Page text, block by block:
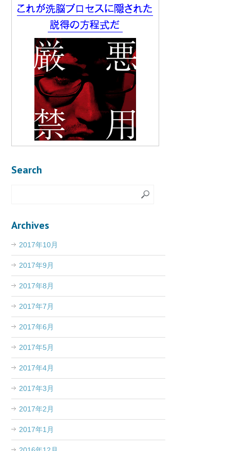
Search
Archives
2017年10月
2017年9月
2017年8月
2017年7月
2017年6月
2017年5月
2017年4月
2017年3月
2017年2月
2017年1月